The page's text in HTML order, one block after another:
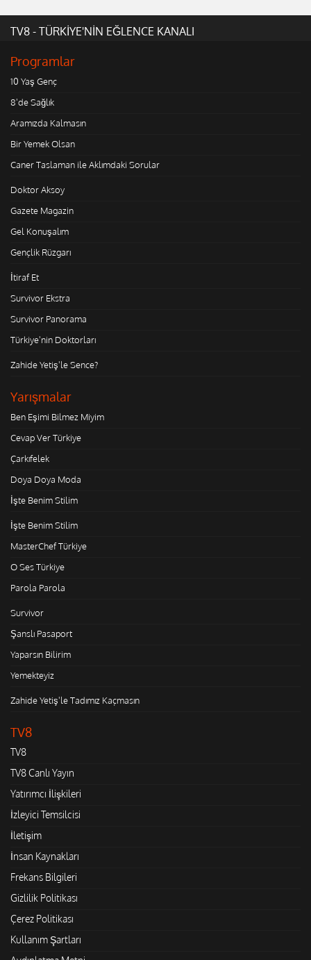
TV8 - TÜRKİYE'NİN EĞLENCE KANALI
Programlar
10 Yaş Genç
8'de Sağlık
Aramızda Kalmasın
Bir Yemek Olsan
Caner Taslaman ile Aklımdaki Sorular
Doktor Aksoy
Gazete Magazin
Gel Konuşalım
Gençlik Rüzgarı
İtiraf Et
Survivor Ekstra
Survivor Panorama
Türkiye'nin Doktorları
Zahide Yetiş'le Sence?
Yarışmalar
Ben Eşimi Bilmez Miyim
Cevap Ver Türkiye
Çarkıfelek
Doya Doya Moda
İşte Benim Stilim
İşte Benim Stilim
MasterChef Türkiye
O Ses Türkiye
Parola Parola
Survivor
Şanslı Pasaport
Yaparsın Bilirim
Yemekteyiz
Zahide Yetiş'le Tadımız Kaçmasın
TV8
TV8
TV8 Canlı Yayın
Yatırımcı İlişkileri
İzleyici Temsilcisi
İletişim
İnsan Kaynakları
Frekans Bilgileri
Gizlilik Politikası
Çerez Politikası
Kullanım Şartları